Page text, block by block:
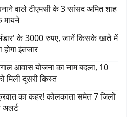
वाले टीएमसी के 3 सांसद अमित शाह
मायने
के 3000 रुपए, जानें किसके खाते में
इंतजार
आवास योजना का नाम बदला, 10
दूसरी किस्त
का कहर! कोलकाता समेत 7 जिलों
अलर्ट